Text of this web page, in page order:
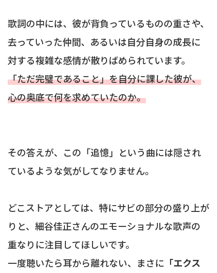
歌詞の中には、彼が背負っているものの重さや、
去っていった仲間、あるいは自分自身の成長に
対する複雑な感情が散りばめられています。
「ただ完璧であること」を自分に課した彼が、
心の奥底で何を求めていたのか。
その答えが、この「追憶」という曲には隠され
ているような気がしてなりません。
どこストアとしては、特にサビの部分の盛り上が
りと、細谷佳正さんのエモーショナルな歌声の
重なりに注目してほしいです。
一度聴いたら耳から離れない、まさに 「エクス